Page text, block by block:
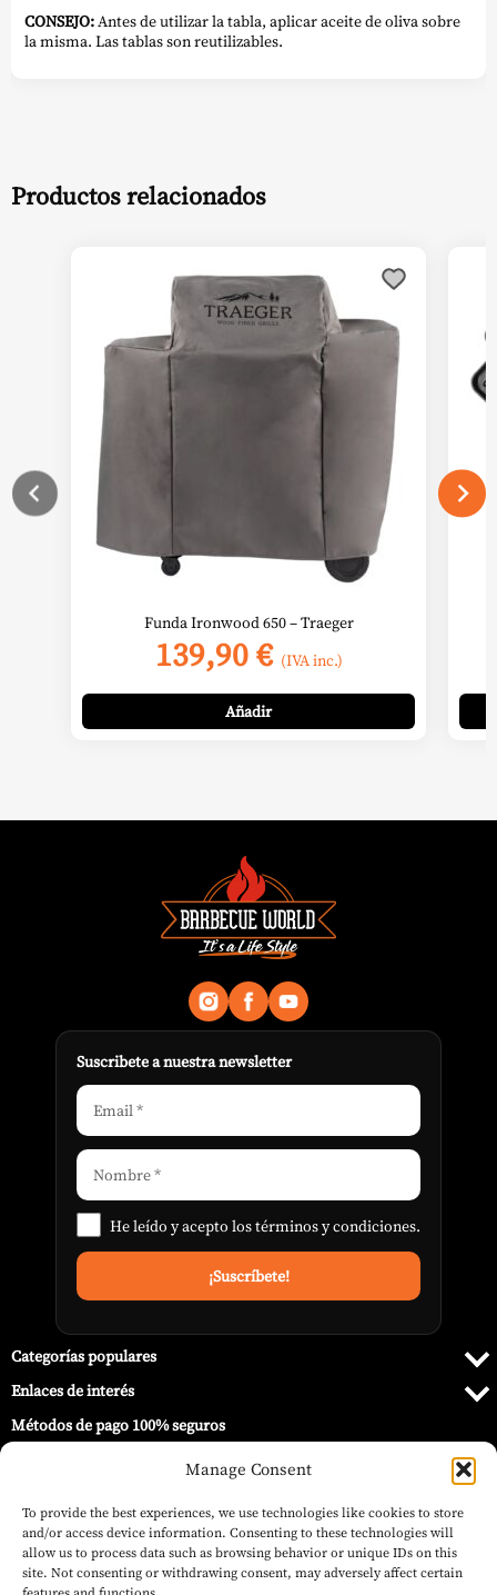
Manage Consent
To provide the best experiences, we use technologies like cookies to store
and/or access device information. Consenting to these technologies will
allow us to process data such as browsing behavior or unique IDs on this
site. Not consenting or withdrawing consent, may adversely affect certain
CONSEJO:Antes de utilizar la tabla, aplicar aceite de oliva sobre
la misma. Las tablas son reutilizables.
Productos relacionados
Funda Ironwood 650 – Traeger
139,90€ (IVA inc.)
Añadir
Suscribete a nuestra newsletter
He leído y acepto lostérminos y condiciones.
Categorías populares
Enlaces de interés
Métodos de pago 100% seguros